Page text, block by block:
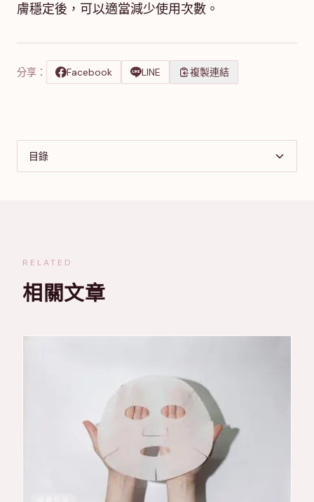
膚穩定後，可以適當減少使用次數。
分享： Facebook LINE 複製連結
目錄
RELATED
相關文章